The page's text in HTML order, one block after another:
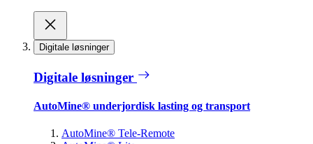
Digitale løsninger
Digitale løsninger
AutoMine® underjordisk lasting og transport
AutoMine® Tele-Remote